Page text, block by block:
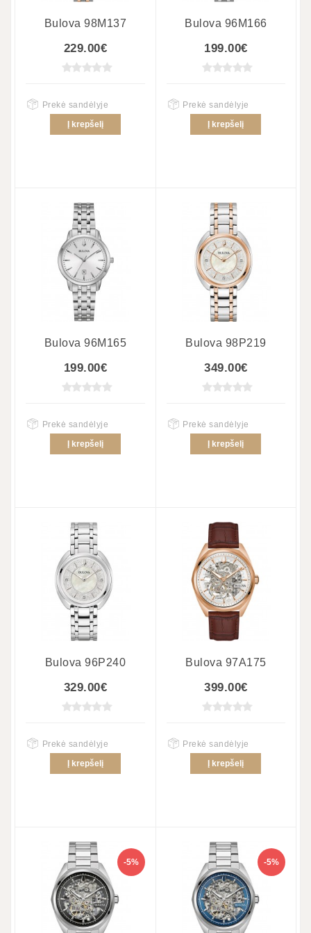
Bulova 98M137
229.00€
Prekė sandėlyje
Į krepšelį
Bulova 96M166
199.00€
Prekė sandėlyje
Į krepšelį
Bulova 96M165
199.00€
Prekė sandėlyje
Į krepšelį
Bulova 98P219
349.00€
Prekė sandėlyje
Į krepšelį
Bulova 96P240
329.00€
Prekė sandėlyje
Į krepšelį
Bulova 97A175
399.00€
Prekė sandėlyje
Į krepšelį
-5% -5%